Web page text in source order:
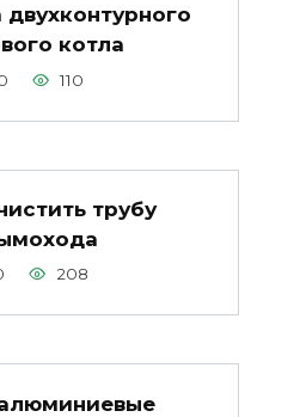
двухконтурного
котла
110
трубу
208